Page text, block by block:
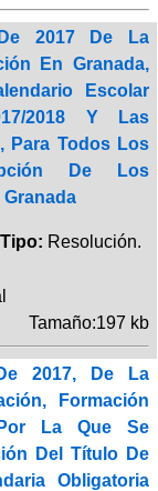
2017 De La
En Granada,
Escolar
2018 Y Las
Para Todos Los
De Los
Tipo: Resolución.
Tamaño:197 kb
2017, De La
Formación
La Que Se
Del Título De
Obligatoria